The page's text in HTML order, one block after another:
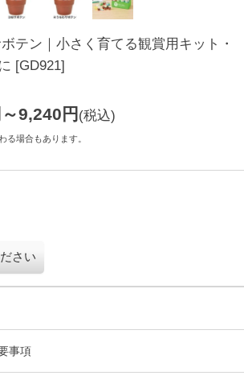
テン｜小さく育てる観賞用キット・
[GD921]
～9,240 円 (税込)
る場合もあります。
さい
事項